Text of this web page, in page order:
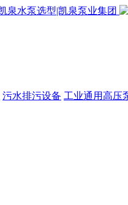
污水排污设备 工业通用高压